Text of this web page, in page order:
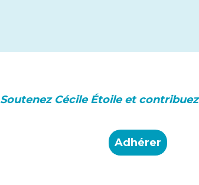
Soutenez Cécile Étoile et
Adhérer